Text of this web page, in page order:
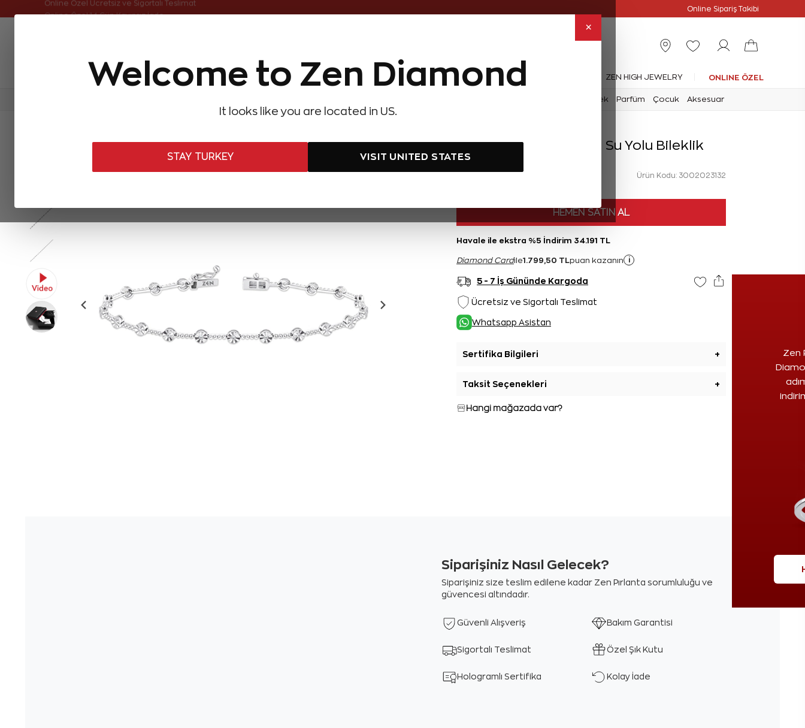
×
Welcome to Zen Diamond
It looks like you are located in US.
STAY TURKEY VISIT UNITED STATES
Online Özel Ücretsiz ve Sigortalı Teslimat Online Sipariş Takibi
Aynı Gün Kargo Çok Satanlar Hediye Önerileri Evlilik Teklifi Setler Özel Koleksiyonlar ZEN HIGH JEWELRY ONLINE ÖZEL
Erkek Parfüm Çocuk Aksesuar
0,10 Karat Pırlanta Su Yolu Bileklik
Ürün Kodu: 3002023132
HEMEN SATIN AL
Havale ile ekstra %5 İndirim 34.191 TL
Diamond Cardile1.799,50 TL puan kazanın i
Zen
5 - 7 İş Gününde Kargoda
Ücretsiz ve Sigortalı Teslimat
Whatsapp Asistan
Sertifika Bilgileri +
Taksit Seçenekleri +
Hangi mağazada var?
Siparişiniz Nasıl Gelecek?
Siparişiniz size teslim edilene kadar Zen Pırlanta sorumluluğu ve
güvencesi altındadır.
Güvenli Alışveriş Bakım Garantisi
Sigortalı Teslimat Özel Şık Kutu
Hologramlı Sertifika Kolay İade